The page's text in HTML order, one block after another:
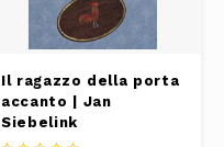
Il ragazzo della porta
accanto | Jan
Siebelink